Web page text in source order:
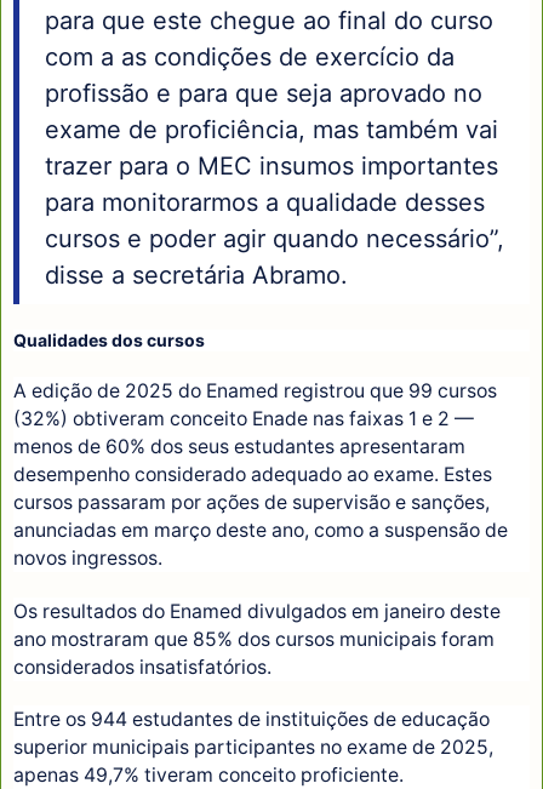
para que este chegue ao final do curso
com a as condições de exercício da
profissão e para que seja aprovado no
exame de proficiência, mas também vai
trazer para o MEC insumos importantes
para monitorarmos a qualidade desses
cursos e poder agir quando necessário”,
disse a secretária Abramo.
Qualidades dos cursos
A edição de 2025 do Enamed registrou que 99 cursos
(32%) obtiveram conceito Enade nas faixas 1 e 2 —
menos de 60% dos seus estudantes apresentaram
desempenho considerado adequado ao exame. Estes
cursos passaram por ações de supervisão e sanções,
anunciadas em março deste ano, como a suspensão de
novos ingressos.
Os resultados do Enamed divulgados em janeiro deste
ano mostraram que 85% dos cursos municipais foram
considerados insatisfatórios.
Entre os 944 estudantes de instituições de educação
superior municipais participantes no exame de 2025,
apenas 49,7% tiveram conceito proficiente.